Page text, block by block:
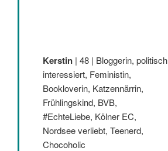
Kerstin | 48 | Bloggerin, politisch
interessiert, Feministin,
Bookloverin, Katzennärrin,
Frühlingskind, BVB,
#EchteLiebe, Kölner EC,
Nordsee verliebt, Teenerd,
Chocoholic